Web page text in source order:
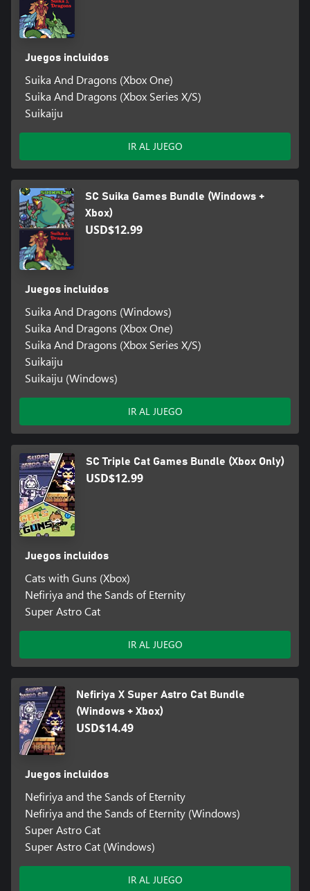
Juegos incluidos
Suika And Dragons (Xbox One)
Suika And Dragons (Xbox Series X/S)
Suikaiju
IR AL JUEGO
SC Suika Games Bundle (Windows +
Xbox)
USD$12.99
Juegos incluidos
Suika And Dragons (Windows)
Suika And Dragons (Xbox One)
Suika And Dragons (Xbox Series X/S)
Suikaiju
Suikaiju (Windows)
IR AL JUEGO
SC Triple Cat Games Bundle (Xbox Only)
USD$12.99
Juegos incluidos
Cats with Guns (Xbox)
Nefiriya and the Sands of Eternity
Super Astro Cat
IR AL JUEGO
Nefiriya X Super Astro Cat Bundle
(Windows + Xbox)
USD$14.49
Juegos incluidos
Nefiriya and the Sands of Eternity
Nefiriya and the Sands of Eternity (Windows)
Super Astro Cat
Super Astro Cat (Windows)
IR AL JUEGO